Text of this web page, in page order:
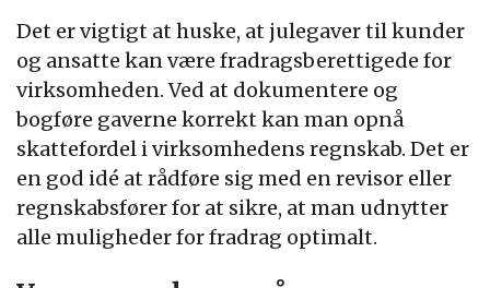
Det er vigtigt at huske, at julegaver til kunder
og ansatte kan være fradragsberettigede for
virksomheden. Ved at dokumentere og
bogføre gaverne korrekt kan man opnå
skattefordel i virksomhedens regnskab. Det er
en god idé at rådføre sig med en revisor eller
regnskabsfører for at sikre, at man udnytter
alle muligheder for fradrag optimalt.